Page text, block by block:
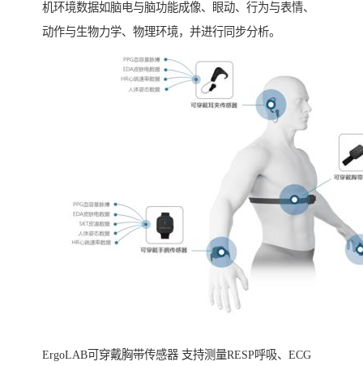
机环境数据如脑电与脑功能成像、眼动、行为与表情、
动作与生物力学、物理环境，并进行同步分析。
ErgoLAB可穿戴胸带传感器 支持测量RESP呼吸、ECG